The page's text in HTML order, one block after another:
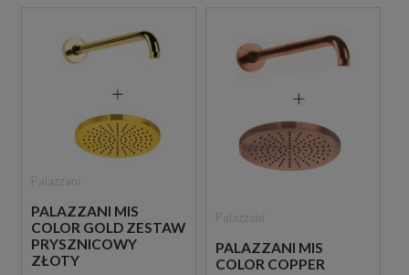
PALAZZANI MIS
COLOR GOLD ZESTAW
PRYSZNICOWY
ZŁOTY
PALAZZANI MIS
COLOR COPPER